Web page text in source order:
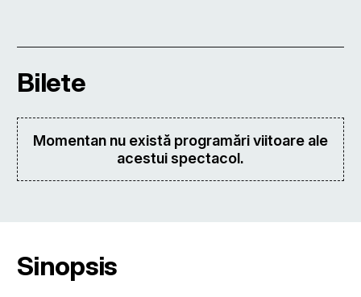
Bilete
Momentan nu există programări viitoare ale
acestui spectacol.
Sinopsis